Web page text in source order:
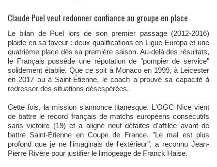
Claude Puel veut redonner confiance au groupe en place
Le bilan de Puel lors de son premier passage (2012-2016)
plaide en sa faveur : deux qualifications en Ligue Europa et une
quatrième place dès sa première saison. Au-delà des résultats,
le Français possède une réputation de "pompier de service"
solidement établie. Que ce soit à Monaco en 1999, à Leicester
en 2017 ou à Saint-Étienne, le coach a prouvé sa capacité à
redresser des situations désespérées.
Cette fois, la mission s'annonce titanesque. L'OGC Nice vient
de battre le record français de matchs européens consécutifs
sans victoire (19) et a aligné neuf défaites d'affilée avant de
battre Saint-Étienne en Coupe de France. "Le mal est plus
profond que je ne l'imaginais de l'extérieur", a reconnu Jean-
Pierre Rivère pour justifier le limogeage de Franck Haise.